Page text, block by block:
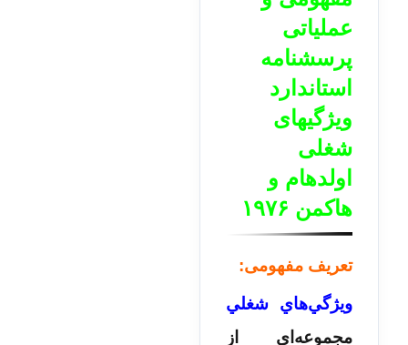
عملیاتی
پرسشنامه
استاندارد
ویژگیهای
شغلی
اولدهام و
هاكمن ۱۹۷۶
تعریف مفهومی:
ويژگي‌هاي شغلي
مجموعه‌اي از